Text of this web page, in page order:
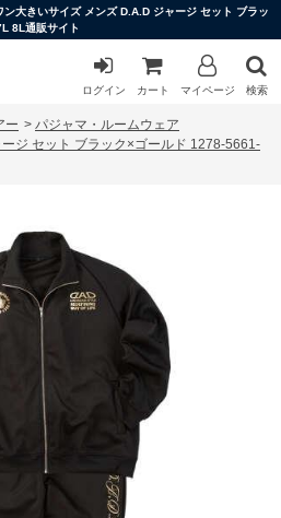
大きいサイズ メンズ D.A.D ジャージ セット ブラッ
8L通販サイト
ログイン カート マイページ 検索
ー > パジャマ・ルームウェア
ジ セット ブラック×ゴールド 1278-5661-